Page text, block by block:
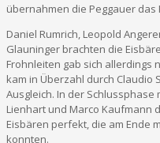
übernahmen die Peggauer das
Daniel Rumrich, Leopold
Glauninger brachten die
Frohnleiten gab sich allerdings
kam in Überzahl durch Claudio
Ausgleich. In der Schlussphase
Lienhart und Marco Kaufmann
Eisbären perfekt, die am Ende
konnten.